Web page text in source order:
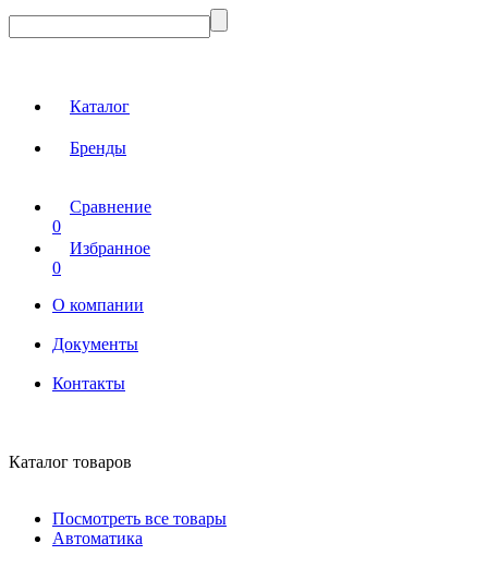
Каталог
Бренды
Сравнение
0
Избранное
0
О компании
Документы
Контакты
Каталог товаров
Посмотреть все товары
Автоматика